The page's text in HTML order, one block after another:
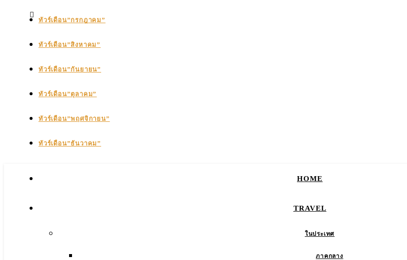
ทัวร์เดือน”กรกฎาคม”
ทัวร์เดือน”สิงหาคม”
ทัวร์เดือน”กันยายน”
ทัวร์เดือน”ตุลาคม”
ทัวร์เดือน”พฤศจิกายน”
ทัวร์เดือน”ธันวาคม”
HOME
TRAVEL
ในประเทศ
ภาคกลาง